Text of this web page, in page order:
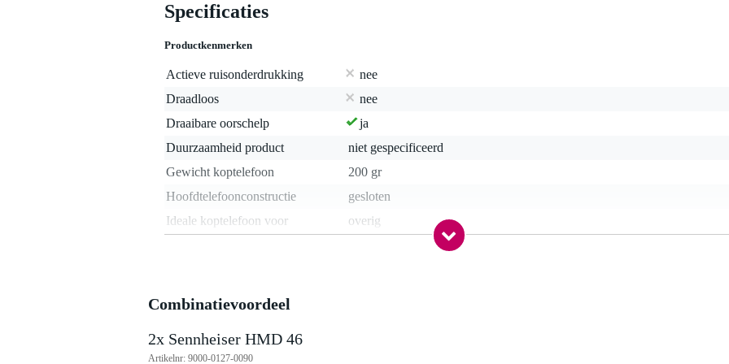
Specificaties
Productkenmerken
Actieve ruisonderdrukking
nee
Draadloos
nee
Draaibare oorschelp
ja
Duurzaamheid product
niet gespecificeerd
Gewicht koptelefoon
200 gr
Hoofdtelefoonconstructie
gesloten
Ideale koptelefoon voor
overig
Instelbare bass-boost
Combinatievoordeel
2x Sennheiser HMD 46
Artikelnr: 9000-0127-0090